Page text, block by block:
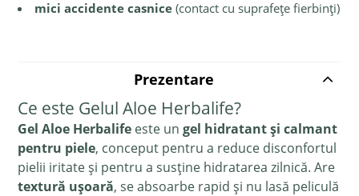
mici accidente casnice (contact cu suprafețe fierbinți)
Prezentare
Ce este Gelul Aloe Herbalife?
Gel Aloe Herbalife este ungel hidratant și calmant
pentru piele, conceput pentru a reduce disconfortul
pielii iritate și pentru a susține hidratarea zilnică. Are
textură ușoară, se absoarbe rapid și nu lasă peliculă